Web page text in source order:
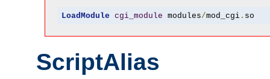
LoadModule cgi_module modules/mod_cgi. so
ScriptAlias